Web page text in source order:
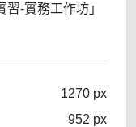
習-實務工作坊」
1270 px
952 px